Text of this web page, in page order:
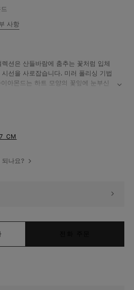
사항
션은 산들바람에 춤추는 꽃처럼 입체
선을 사로잡습니다. 미러 폴리싱 기법
아몬드는 하트 모양의 꽃잎에 눈부신
CM
되나요?